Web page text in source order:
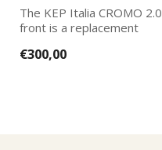
The KEP Italia CROMO 2.0
front is a replacement
Italias. Ea...
€300,00